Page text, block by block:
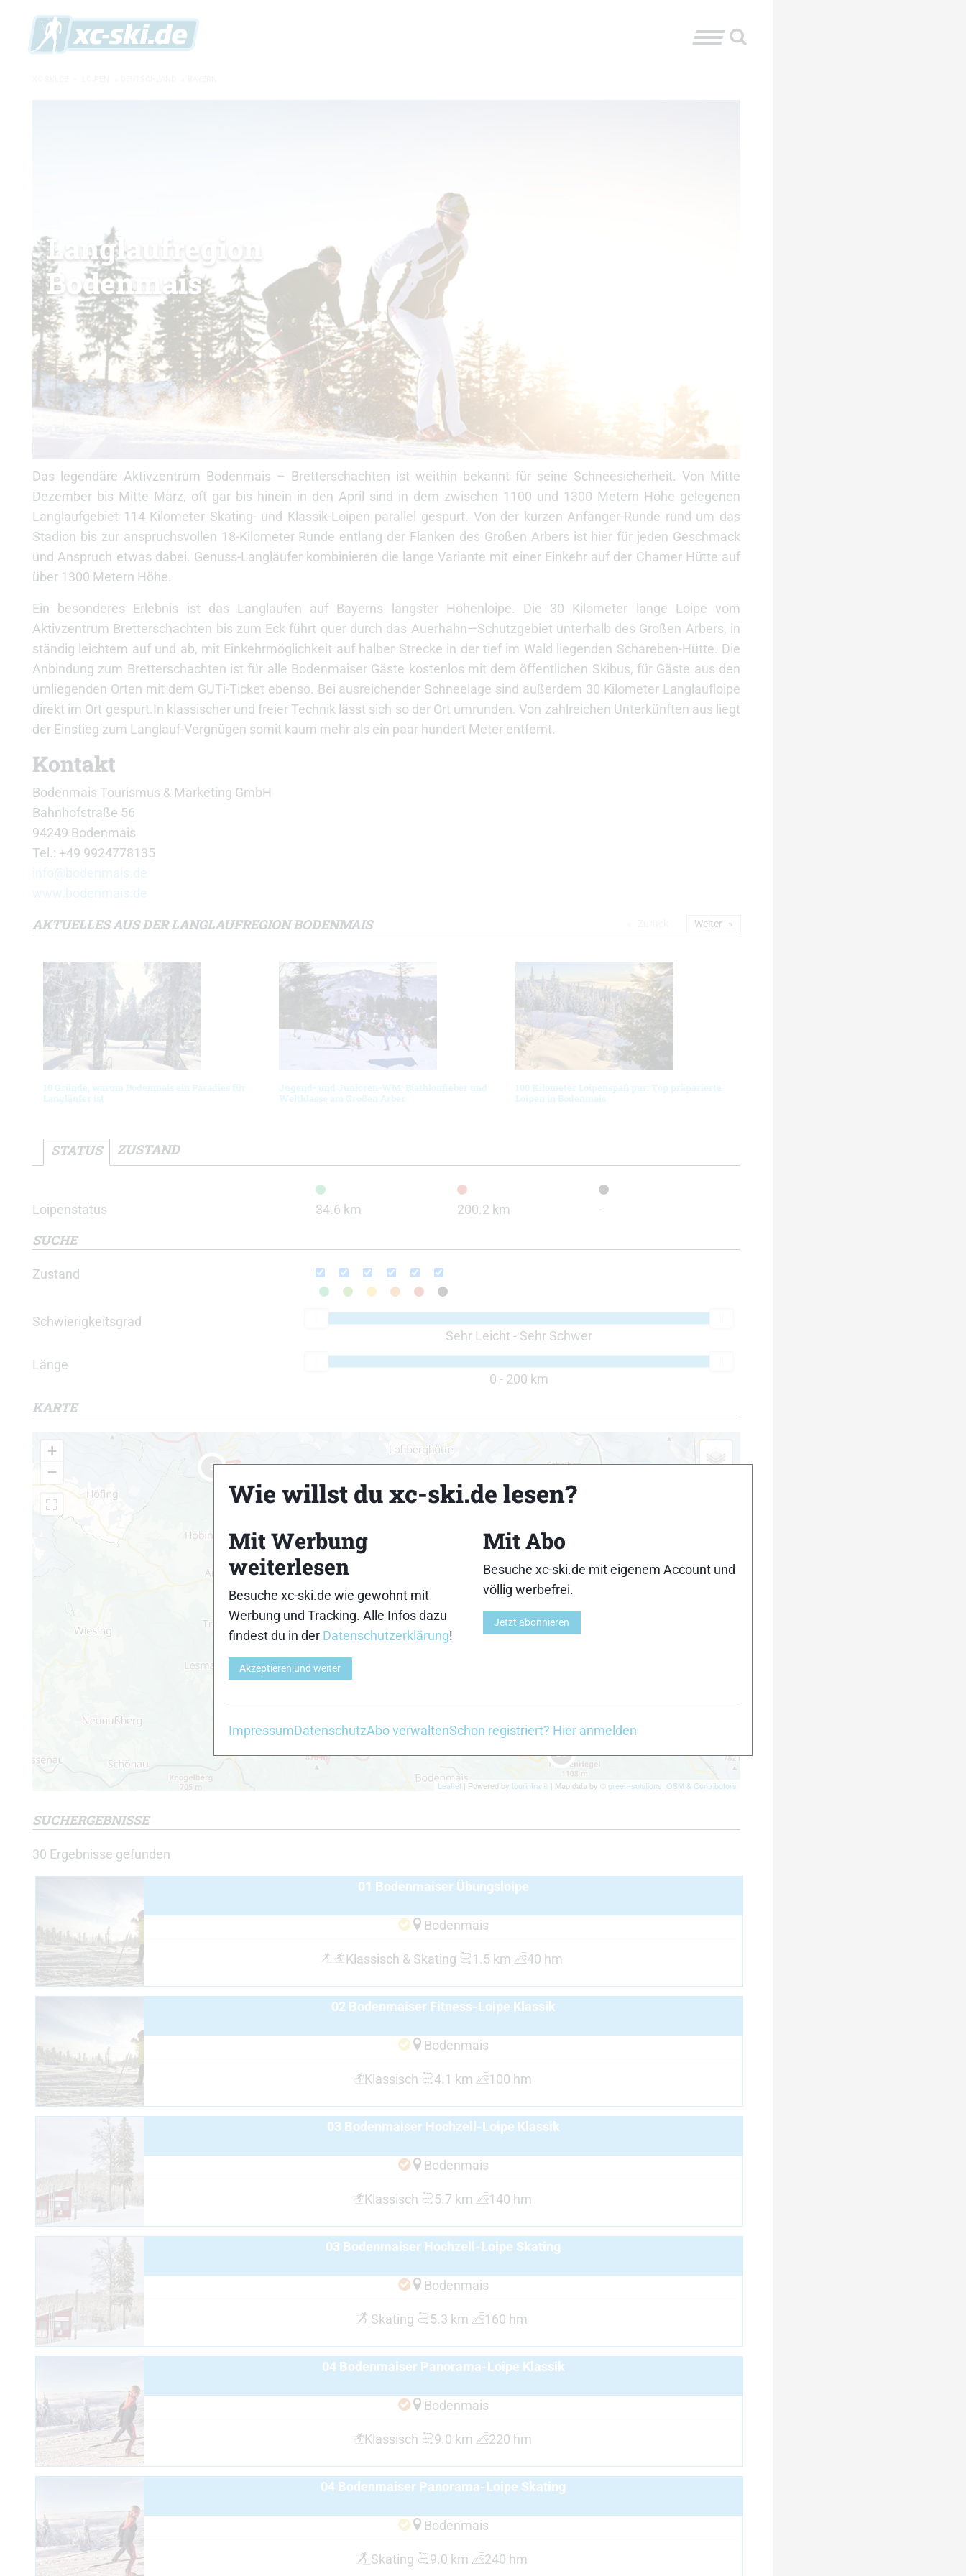
Langlaufregion
Bodenmais
Das legendäre Aktivzentrum Bodenmais – Bretterschachten ist weithin bekannt für seine Schneesicherheit. Von Mitte
Dezember bis Mitte März, oft gar bis hinein in den April sind in dem zwischen 1100 und 1300 Metern Höhe gelegenen
Langlaufgebiet 114 Kilometer Skating- und Klassik-Loipen parallel gespurt. Von der kurzen Anfänger-Runde rund um das
Stadion bis zur anspruchsvollen 18-Kilometer Runde entlang der Flanken des Großen Arbers ist hier für jeden Geschmack
und Anspruch etwas dabei. Genuss-Langläufer kombinieren die lange Variante mit einer Einkehr auf der Chamer Hütte auf
über 1300 Metern Höhe.
Ein besonderes Erlebnis ist das Langlaufen auf Bayerns längster Höhenloipe. Die 30 Kilometer lange Loipe vom
Aktivzentrum Bretterschachten bis zum Eck führt quer durch das Auerhahn—Schutzgebiet unterhalb des Großen Arbers, in
ständig leichtem auf und ab, mit Einkehrmöglichkeit auf halber Strecke in der tief im Wald liegenden Schareben-Hütte. Die
Anbindung zum Bretterschachten ist für alle Bodenmaiser Gäste kostenlos mit dem öffentlichen Skibus, für Gäste aus den
umliegenden Orten mit dem GUTi-Ticket ebenso. Bei ausreichender Schneelage sind außerdem 30 Kilometer Langlaufloipe
direkt im Ort gespurt.In klassischer und freier Technik lässt sich so der Ort umrunden. Von zahlreichen Unterkünften aus liegt
der Einstieg zum Langlauf-Vergnügen somit kaum mehr als ein paar hundert Meter entfernt.
Kontakt
Bodenmais Tourismus & Marketing GmbH
Bahnhofstraße 56
94249 Bodenmais
Tel.: +49 9924778135
info@bodenmais.de
www.bodenmais.de
AKTUELLES AUS DER LANGLAUFREGION BODENMAIS
10 Gründe, warum Bodenmais ein Paradies für
Langläufer ist
Jugend- und Junioren-WM: Biathlonfieber und
Weltklasse am Großen Arber
100 Kilometer Loipenspaß pur: Top präparierte
Loipen in Bodenmais
Weiter
STATUS ZUSTAND
Loipenstatus 34.6 km 200.2 km -
SUCHE
Zustand
Schwierigkeitsgrad
Sehr Leicht - Sehr Schwer
Länge
0 - 200 km
KARTE
3
2
2
16
+
−
Leaflet | Powered by tourinfra ® | Map data by © green-solutions OSM & Contributors
SUCHERGEBNISSE
30 Ergebnisse gefunden
01 Bodenmaiser Übungsloipe
Bodenmais
Klassisch & Skating 1.5 km 40 hm
02 Bodenmaiser Fitness-Loipe Klassik
Bodenmais
Klassisch 4.1 km 100 hm
03 Bodenmaiser Hochzell-Loipe Klassik
Bodenmais
Klassisch 5.7 km 140 hm
03 Bodenmaiser Hochzell-Loipe Skating
Bodenmais
Skating 5.3 km 160 hm
04 Bodenmaiser Panorama-Loipe Klassik
Bodenmais
Klassisch 9.0 km 220 hm
04 Bodenmaiser Panorama-Loipe Skating
Bodenmais
Skating 9.0 km 240 hm
Wie willst du xc-ski.de lesen?
Mit Werbung
weiterlesen
Besuche xc-ski.de wie gewohnt mit
Werbung und Tracking. Alle Infos dazu
findest du in der Datenschutzerklärung!
Akzeptieren und weiter
Mit Abo
Besuche xc-ski.de mit eigenem Account und
völlig werbefrei.
Jetzt abonnieren
ImpressumDatenschutzAbo verwaltenSchon registriert? Hier anmelden